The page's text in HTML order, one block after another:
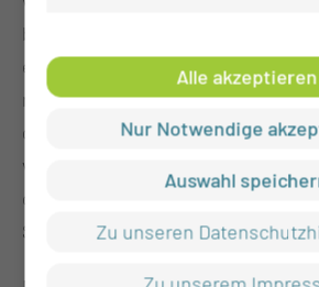
bis 5 Tagen in unserem
eingesetzt. Der Eingriff erfolgt
minimal-invasiv, d.h. nicht über
großer Wunde, sondern abhängig
verwendeten System über einen
oder zwei (seitlicher Hals und
Schnitte.
Alle akzeptieren
Nur Notwendige
Auswahl
Zu unseren